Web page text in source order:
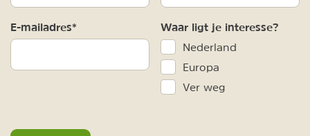
E-mailadres* Waar ligt je interesse?
Nederland
Europa
Ver weg